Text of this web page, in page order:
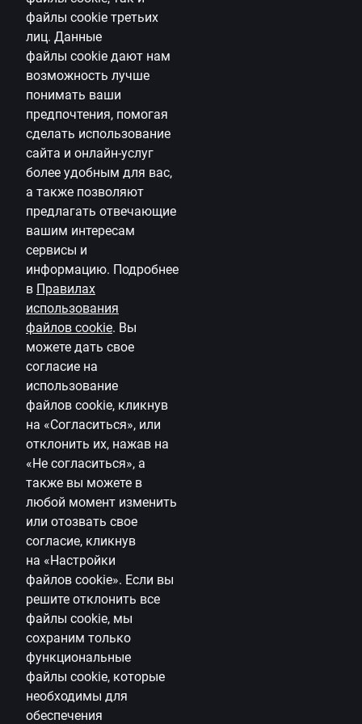
файлы cookie третьих
лиц. Данные
файлы cookie дают нам
возможность лучше
понимать ваши
предпочтения, помогая
сделать использование
сайта и онлайн-услуг
более удобным для вас,
а также позволяют
предлагать отвечающие
вашим интересам
сервисы и
информацию. Подробнее
в Правилах
использования
файлов cookie. Вы
можете дать свое
согласие на
использование
файлов cookie, кликнув
на «Согласиться», или
отклонить их, нажав на
«Не согласиться», а
также вы можете в
любой момент изменить
или отозвать свое
согласие, кликнув
на «Настройки
файлов cookie». Если вы
решите отклонить все
файлы cookie, мы
сохраним только
функциональные
файлы cookie, которые
необходимы для
обеспечения
займа соответствуют его личным интересам, потребностям и
финансовой ситуации, и он же отвечает за последствия
заключения договора.
Мобильный банк
Скачать приложение
для устройств iOS и
Android
Связаться с нами
Контакты
Поддержка клиентов
Citadele
О банке
Карьера
Citadele блог
Правила
Правила пользования страницей
Настройки файлов cookie
Обработка и защита персональных данных
Полезно
Тарифы для частных лиц
Тарифы для предприятий
Калькулятор валют